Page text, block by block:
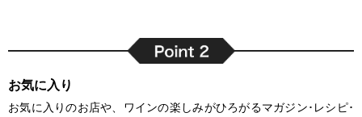
お気に入り
お気に入りのお店や、ワインの楽しみがひろがるマガジン･レシピ･